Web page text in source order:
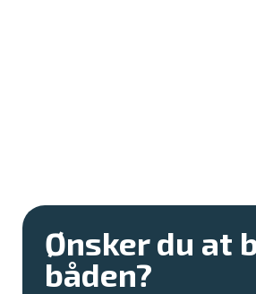
Ønsker du at
båden?